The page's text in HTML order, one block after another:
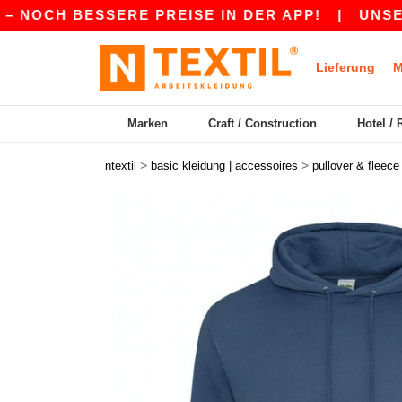
PREISE IN DER APP! | UNSERE APP
Lieferung
Marken Craft / Construction Hotel /
ntextil > basic kleidung | accessoires > pullover & fleece